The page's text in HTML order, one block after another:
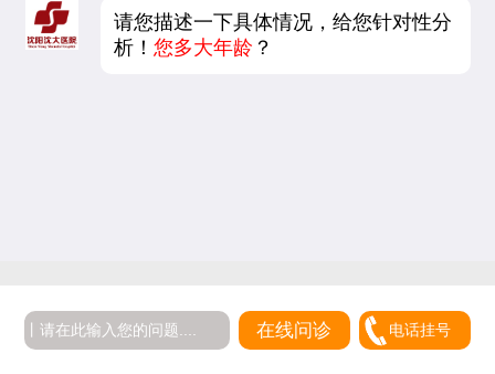
请您描述一下具体情况，给您针对性分
析！您多大年龄 ？
在线问诊 电话挂号